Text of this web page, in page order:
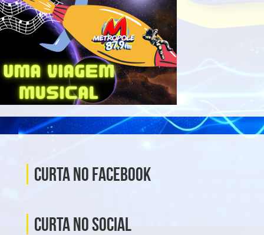
Curta no Facebook
Curta no social